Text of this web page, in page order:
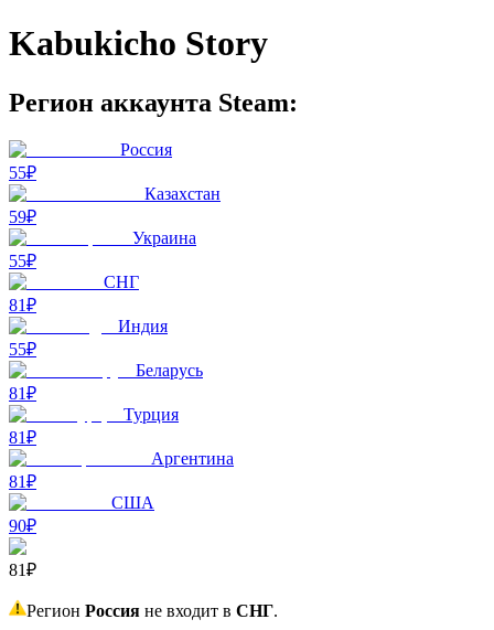
Kabukicho Story
Регион аккаунта Steam:
Россия
55₽
Казахстан
59₽
Украина
55₽
СНГ
81₽
Индия
55₽
Беларусь
81₽
Турция
81₽
Аргентина
81₽
США
90₽
81₽
Регион Россия не входит в СНГ.